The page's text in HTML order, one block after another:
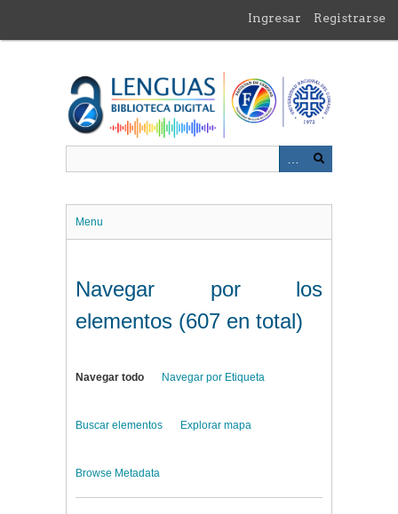
contenido
Ingresar Registrarse
Menu
Navegar por los
elementos (607 en total)
Navegar todo Navegar por Etiqueta
Buscar elementos Explorar mapa
Browse Metadata